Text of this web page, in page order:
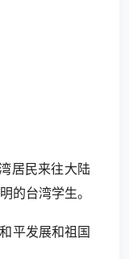
居民来往大陆
的台湾学生。
平发展和祖国